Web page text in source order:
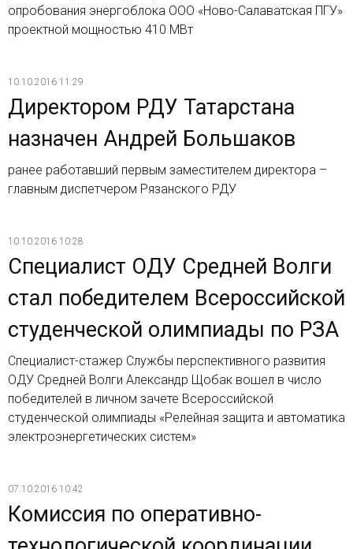
опробования энергоблока ООО «Ново-Салаватская ПГУ»
проектной мощностью 410 МВт
10.10.2016 11:29
Директором РДУ Татарстана
назначен Андрей Большаков
ранее работавший первым заместителем директора –
главным диспетчером Рязанского РДУ
10.10.2016 10:28
Специалист ОДУ Средней Волги
стал победителем Всероссийской
студенческой олимпиады по РЗА
Специалист-стажер Службы перспективного развития
ОДУ Средней Волги Александр Щобак вошел в число
победителей в личном зачете Всероссийской
студенческой олимпиады «Релейная защита и автоматика
электроэнергетических систем»
07.10.2016 10:42
Комиссия по оперативно-